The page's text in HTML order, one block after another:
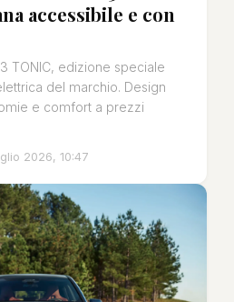
accessibile e con
TONIC, edizione speciale
del marchio. Design
e comfort a prezzi
2026, 10:47